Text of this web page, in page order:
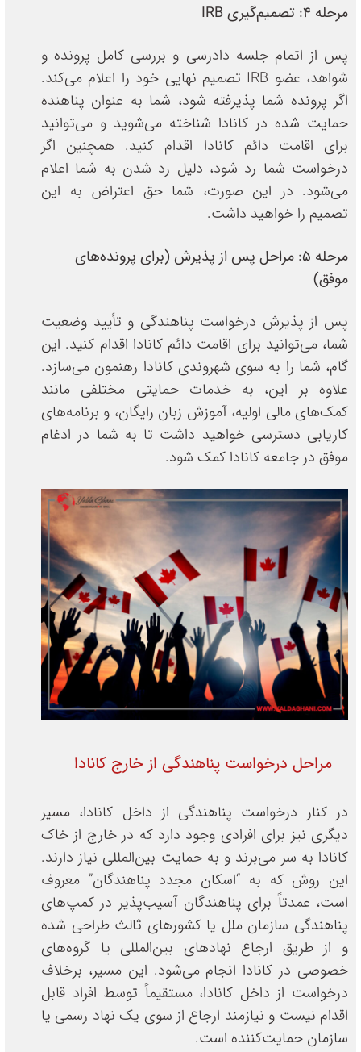
مرحله ۴: تصمیم‌گیری IRB
پس از اتمام جلسه دادرسی و بررسی کامل پرونده و
شواهد، عضو IRB تصمیم نهایی خود را اعلام می‌کند.
اگر پرونده شما پذیرفته شود، شما به عنوان پناهنده
حمایت شده در کانادا شناخته می‌شوید و می‌توانید
برای اقامت دائم کانادا اقدام کنید. همچنین اگر
درخواست شما رد شود، دلیل رد شدن به شما اعلام
می‌شود. در این صورت، شما حق اعتراض به این
تصمیم را خواهید داشت.
مرحله ۵: مراحل پس از پذیرش (برای پرونده‌های
موفق)
پس از پذیرش درخواست پناهندگی و تأیید وضعیت
شما، می‌توانید برای اقامت دائم کانادا اقدام کنید. این
گام، شما را به سوی شهروندی کانادا رهنمون می‌سازد.
علاوه بر این، به خدمات حمایتی مختلفی مانند
کمک‌های مالی اولیه، آموزش زبان رایگان، و برنامه‌های
کاریابی دسترسی خواهید داشت تا به شما در ادغام
موفق در جامعه کانادا کمک شود.
مراحل درخواست پناهندگی از خارج کانادا
در کنار درخواست پناهندگی از داخل کانادا، مسیر
دیگری نیز برای افرادی وجود دارد که در خارج از خاک
کانادا به سر می‌برند و به حمایت بین‌المللی نیاز دارند.
این روش که به “اسکان مجدد پناهندگان” معروف
است، عمدتاً برای پناهندگان آسیب‌پذیر در کمپ‌های
پناهندگی سازمان ملل یا کشورهای ثالث طراحی شده
و از طریق ارجاع نهادهای بین‌المللی یا گروه‌های
خصوصی در کانادا انجام می‌شود. این مسیر، برخلاف
درخواست از داخل کانادا، مستقیماً توسط افراد قابل
اقدام نیست و نیازمند ارجاع از سوی یک نهاد رسمی یا
سازمان حمایت‌کننده است.